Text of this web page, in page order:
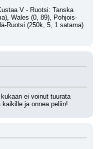
V - Ruotsi: Tanska
Wales (0, 89), Pohjois-
Ruotsi (250k, 5, 1 satama)
ei voinut tuurata
ja onnea peliin!